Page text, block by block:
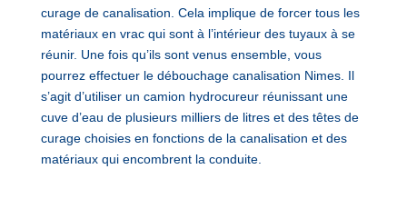
curage de canalisation. Cela implique de forcer tous les
matériaux en vrac qui sont à l’intérieur des tuyaux à se
réunir. Une fois qu’ils sont venus ensemble, vous
pourrez effectuer le débouchage canalisation Nimes. Il
s’agit d’utiliser un camion hydrocureur réunissant une
cuve d’eau de plusieurs milliers de litres et des têtes de
curage choisies en fonctions de la canalisation et des
matériaux qui encombrent la conduite.